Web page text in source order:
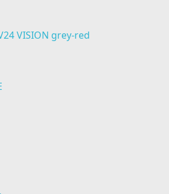
VISION grey-red